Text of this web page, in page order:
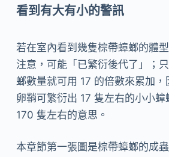
看到有大有小的警訊
若在室內看到幾隻棕帶蟑螂的體
注意，可能「已繁衍後代了」；
螂數量就可用 17 的倍數來累加
卵鞘可繁衍出 17 隻左右的小小
170 隻左右的意思。
本章節第一張圖是棕帶蟑螂的成